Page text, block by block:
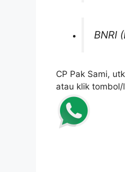
BNRI
CP Pak Sami,
atau klik